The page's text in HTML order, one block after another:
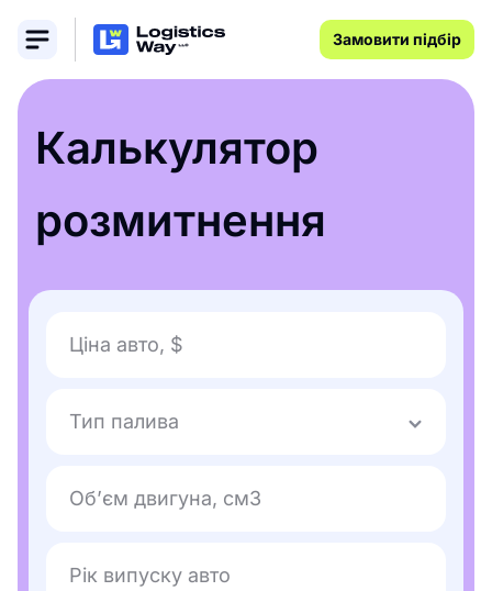
Замовити підбір
Калькулятор
розмитнення
Ціна авто, $
Тип палива
Об’єм двигуна, см3
Рік випуску авто